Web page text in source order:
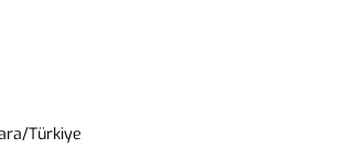
Türkiye